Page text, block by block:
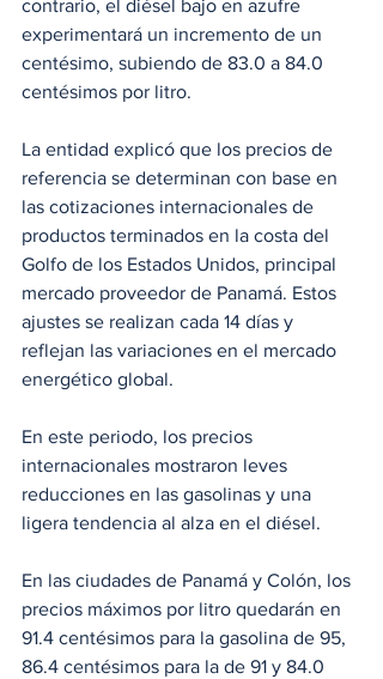
contrario, el diésel bajo en azufre
experimentará un incremento de un
centésimo, subiendo de 83.0 a 84.0
centésimos por litro.
La entidad explicó que los precios de
referencia se determinan con base en
las cotizaciones internacionales de
productos terminados en la costa del
Golfo de los Estados Unidos, principal
mercado proveedor de Panamá. Estos
ajustes se realizan cada 14 días y
reflejan las variaciones en el mercado
energético global.
En este periodo, los precios
internacionales mostraron leves
reducciones en las gasolinas y una
ligera tendencia al alza en el diésel.
En las ciudades de Panamá y Colón, los
precios máximos por litro quedarán en
91.4 centésimos para la gasolina de 95,
86.4 centésimos para la de 91 y 84.0